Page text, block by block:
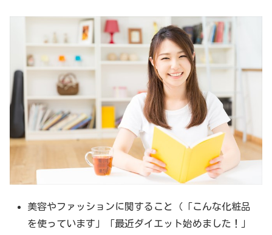
美容やファッションに関すること（「こんな化粧品
を使っています」「最近ダイエット始めました！」